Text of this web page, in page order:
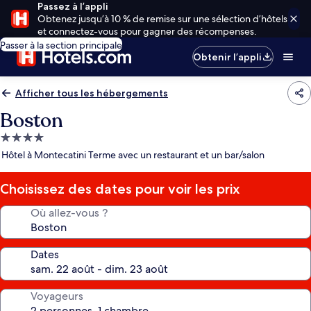
Passez à l’appli
Obtenez jusqu’à 10 % de remise sur une sélection d’hôtels
et connectez-vous pour gagner des récompenses.
Passer à la section principale
Obtenir l’appli
Afficher tous les hébergements
Boston
Hébergement
4.0 étoiles
Hôtel à Montecatini Terme avec un restaurant et un bar/salon
Choisissez des dates pour voir les prix
Où allez-vous ?
Dates
Voyageurs